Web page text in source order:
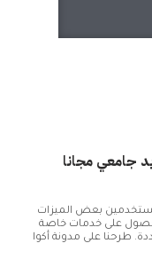
جامعي مجانا
بعض الميزات
على خدمات خاصة
طرحنا على مدونة أكوا